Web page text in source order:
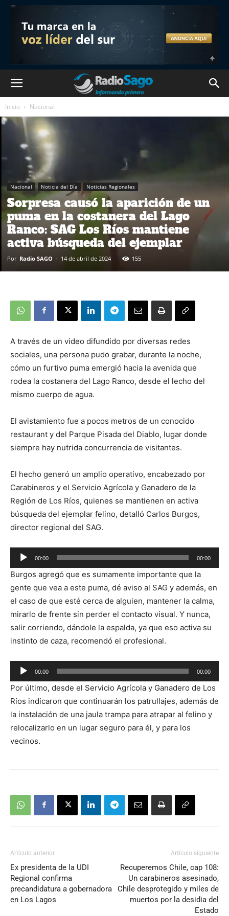
Inicio Nacional
Nacional Noticia del Día Noticias Regionales
Sorpresa causó la aparición de un
puma en la costanera del Lago
Ranco: SAG Los Ríos mantiene
activa búsqueda del ejemplar
Por Radio SAGO - 14 de abril de 2024 155
A través de un video difundido por diversas redes
sociales, una persona pudo grabar, durante la noche,
cómo un furtivo puma emergió hacia la avenida que
rodea la costanera del Lago Ranco, desde el lecho del
mismo cuerpo de agua.
El avistamiento fue a pocos metros de un conocido
restaurant y del Parque Pisada del Diablo, lugar donde
siempre hay nutrida concurrencia de visitantes.
El hecho generó un amplio operativo, encabezado por
Carabineros y el Servicio Agrícola y Ganadero de la
Región de Los Ríos, quienes se mantienen en activa
búsqueda del ejemplar felino, detalló Carlos Burgos,
director regional del SAG.
Reproductor
de
audio
00:00 00:00
Burgos agregó que es sumamente importante que la
gente que vea a este puma, dé aviso al SAG y además, en
el caso de que esté cerca de alguien, mantener la calma,
mirarlo de frente sin perder el contacto visual. Y nunca,
salir corriendo, dándole la espalda, ya que eso activa su
instinto de caza, recomendó el profesional.
Reproductor
de
audio
00:00 00:00
Por último, desde el Servicio Agrícola y Ganadero de Los
Ríos indicaron que continuarán los patrullajes, además de
la instalación de una jaula trampa para atrapar al felino y
relocalizarlo en un lugar seguro para él, y para los
vecinos.
Artículo anterior
Ex presidenta de la UDI
Regional confirma
precandidatura a gobernadora
en Los Lagos
Artículo siguiente
Recuperemos Chile, cap 108:
Un carabineros asesinado,
Chile desprotegido y miles de
muertos por la desidia del
Estado